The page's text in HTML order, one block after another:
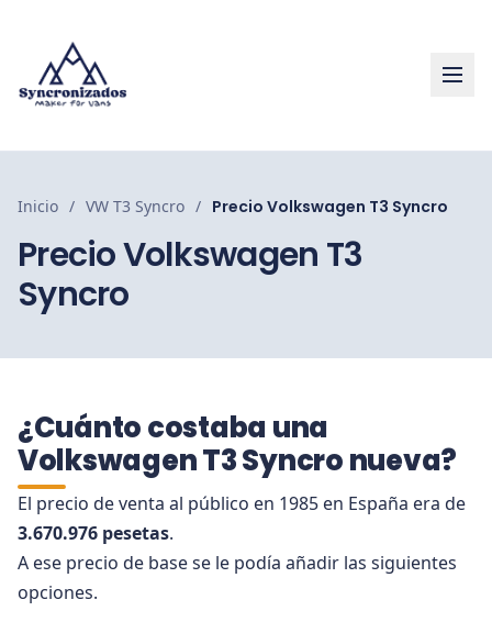
Inicio / VW T3 Syncro / Precio Volkswagen T3 Syncro
Precio Volkswagen T3
Syncro
¿Cuánto costaba una
Volkswagen T3 Syncro nueva?
El precio de venta al público en 1985 en España era de
3.670.976 pesetas.
A ese precio de base se le podía añadir las siguientes
opciones.